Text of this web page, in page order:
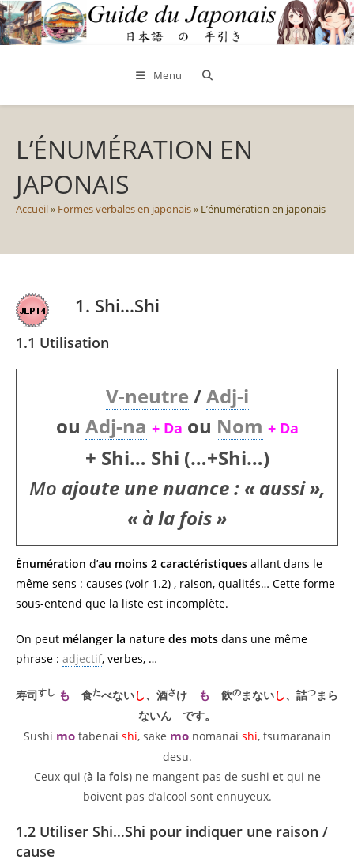
Skip
to
content
Menu
L’ÉNUMÉRATION EN
JAPONAIS
Accueil» Formes verbales en japonais» L’énumération en japonais
1. Shi…Shi
1.1 Utilisation
V-neutre /Adj-i
ou Adj-na + Da ou Nom + Da
+ Shi… Shi (…+Shi…)
Mo ajoute une nuance : « aussi »,
« à la fois »
Énumération d’au moins 2 caractéristiques allant dans le
même sens : causes (voir 1.2) , raison, qualités… Cette forme
sous-entend que la liste est incomplète.
On peut mélanger la nature des mots dans une même
phrase : adjectif, verbes, …
寿司すし も 食たべないし、酒さ け も 飲のまないし、詰つまら
ないん です。
Sushi motabenai shi, sake monomanai shi, tsumaranain
desu.
Ceux qui (à la fois) ne mangent pas de sushi et qui ne
boivent pas d’alcool sont ennuyeux.
1.2 Utiliser Shi…Shi pour indiquer une raison /
cause